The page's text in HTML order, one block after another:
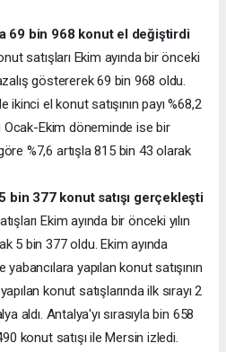
69 bin 968 konut el değiştirdi
satışları Ekim ayında bir önceki
göstererek 69 bin 968 oldu.
el konut satışının payı %68,2
Ocak-Ekim döneminde ise bir
%7,6 artışla 815 bin 43 olarak
bin 377 konut satışı gerçekleşti
Ekim ayında bir önceki yılın
5 bin 377 oldu. Ekim ayında
yapılan konut satışının
konut satışlarında ilk sırayı 2
aldı. Antalya'yı sırasıyla bin 658
konut satışı ile Mersin izledi.